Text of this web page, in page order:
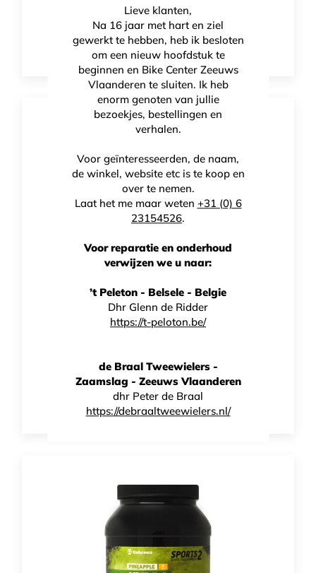
Lieve klanten,
Na 16 jaar met hart en ziel
gewerkt te hebben, heb ik besloten
om een nieuw hoofdstuk te
beginnen en Bike Center Zeeuws
Vlaanderen te sluiten. Ik heb
enorm genoten van jullie
bezoekjes, bestellingen en
verhalen.
Voor geïnteresseerden, de naam,
de winkel, website etc is te koop en
over te nemen.
Laat het me maar weten +31 (0) 6
23154526.
Voor reparatie en onderhoud
verwijzen we u naar:
’t Peleton - Belsele - Belgie
Dhr Glenn de Ridder
https://t-peloton.be/
de Braal Tweewielers -
Zaamslag - Zeeuws Vlaanderen
dhr Peter de Braal
https://debraaltweewielers.nl/
Sports2 Ketone Fuel +
€68,00
ENERGIEDRANK
€29,00